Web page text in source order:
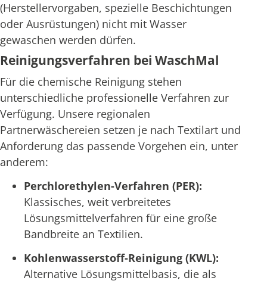
(Herstellervorgaben, spezielle Beschichtungen
oder Ausrüstungen) nicht mit Wasser
gewaschen werden dürfen.
Reinigungsverfahren bei WaschMal
Für die chemische Reinigung stehen
unterschiedliche professionelle Verfahren zur
Verfügung. Unsere regionalen
Partnerwäschereien setzen je nach Textilart und
Anforderung das passende Vorgehen ein, unter
anderem:
Perchlorethylen-Verfahren (PER):
Klassisches, weit verbreitetes
Lösungsmittelverfahren für eine große
Bandbreite an Textilien.
Kohlenwasserstoff-Reinigung (KWL):
Alternative Lösungsmittelbasis, die als